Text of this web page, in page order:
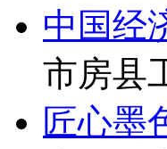
中国经
市房县
匠心墨